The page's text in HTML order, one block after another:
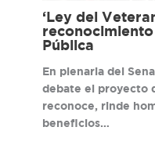
‘Ley del
Pública
En plenaria del
debate el proyecto
reconoce, rinde
beneficios…